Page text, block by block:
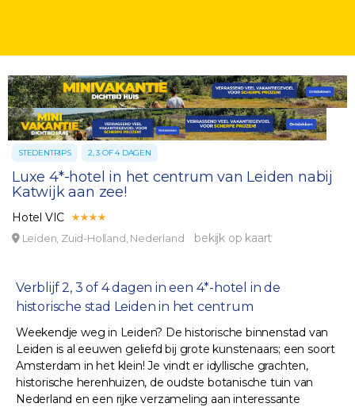
STEDENTRIPS 2, 3 OF 4 DAGEN
Luxe 4*-hotel in het centrum van Leiden nabij
Katwijk aan zee!
Hotel VIC
Leiden, Zuid-Holland, Nederland bekijk op kaart
Verblijf 2, 3 of 4 dagen in een 4*-hotel in de
historische stad Leiden in het centrum
Weekendje weg in Leiden? De historische binnenstad van
Leiden is al eeuwen geliefd bij grote kunstenaars; een soort
Amsterdam in het klein! Je vindt er idyllische grachten,
historische herenhuizen, de oudste botanische tuin van
Nederland en een rijke verzameling aan interessante